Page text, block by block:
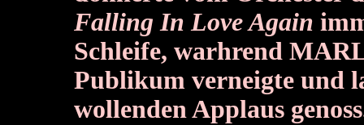
Falling In Love Again
Schleife, warhrend
Publikum verneigte und
wollenden Applaus